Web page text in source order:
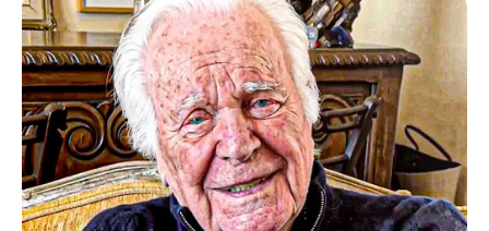
A reação dosAgentes Comunitários de Saúde de Manaus ganhou
força nas Redes Sociais, inclusive, sendo compartilhado nas